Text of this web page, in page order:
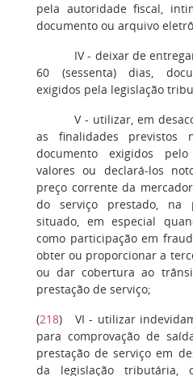
pela autoridade fiscal,
documento ou arquivo
IV - deixar de
60 (sessenta) dias,
exigidos pela legislação
V- utilizar, em
as finalidades previstos
documento exigidos
valores ou declará-los
preço corrente da
do serviço prestado, na
situado, em especial
como participação em
obter ou proporcionar a
ou dar cobertura ao
prestação de serviço;
(218) VI- utilizar
para comprovação de
prestação de serviço em
da legislação tributária,